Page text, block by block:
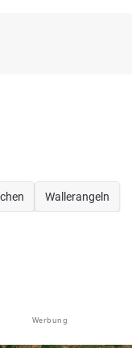
Wallerangeln
Werbung